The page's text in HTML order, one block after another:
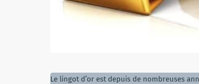
Le lingot d’or est depuis de nombreuses